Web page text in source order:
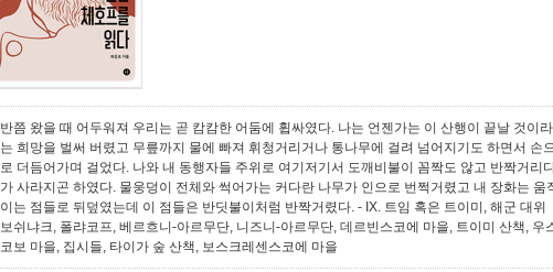
반쯤 왔을 때 어두워져 우리는 곧 캄캄한 어둠에 휩싸였다. 나는 언젠가는 이 산행이 끝날 것이라
는 희망을 벌써 버렸고 무릎까지 물에 빠져 휘청거리거나 통나무에 걸려 넘어지기도 하면서 손
로 더듬어가며 걸었다. 나와 내 동행자들 주위로 여기저기서 도깨비불이 꼼짝도 않고 반짝거리
가 사라지곤 하였다. 물웅덩이 전체와 썩어가는 커다란 나무가 인으로 번쩍거렸고 내 장화는 움
이는 점들로 뒤덮였는데 이 점들은 반딧불이처럼 반짝거렸다. - IX. 트임 혹은 트이미, 해군 대위
보쉬냐크, 폴랴코프, 베르흐니-아르무단, 니즈니-아르무단, 데르빈스코에 마을, 트이미 산책, 우
코보 마을, 집시들, 타이가 숲 산책, 보스크레센스코에 마을